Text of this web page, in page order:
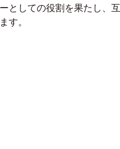
としての役割を果たし、
す。